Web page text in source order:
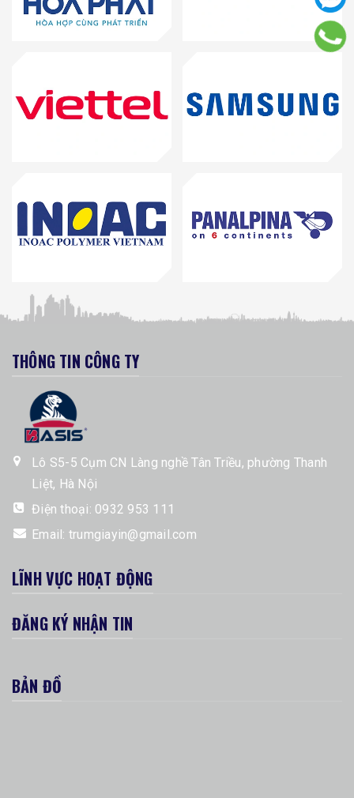
THÔNG TIN CÔNG TY
Lô S5-5 Cụm CN Làng nghề Tân Triều, phường Thanh
Liệt, Hà Nội
Điện thoại: 0932 953 111
Email: trumgiayin@gmail.com
LĨNH VỰC HOẠT ĐỘNG
ĐĂNG KÝ NHẬN TIN
BẢN ĐỒ